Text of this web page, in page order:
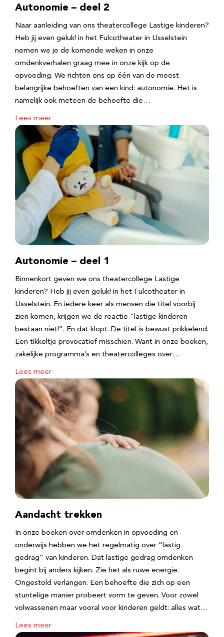
Autonomie – deel 2
Naar aanleiding van ons theatercollege Lastige kinderen?
Heb jij even geluk! in het Fulcotheater in IJsselstein
nemen we je de komende weken in onze
omdenkverhalen graag mee in onze kijk op de
opvoeding. We richten ons op één van de meest
belangrijke behoeften van een kind: autonomie. Het is
namelijk ook meteen de behoefte die…
Lees meer
Autonomie – deel 1
Binnenkort geven we ons theatercollege Lastige
kinderen? Heb jij even geluk! in het Fulcotheater in
IJsselstein. En iedere keer als mensen die titel voorbij
zien komen, krijgen we de reactie “lastige kinderen
bestaan niet!”. En dat klopt. De titel is bewust prikkelend.
Een tikkeltje provocatief misschien. Want in onze boeken,
zakelijke programma’s en theatercolleges over…
Lees meer
Aandacht trekken
In onze boeken over omdenken in opvoeding en
onderwijs hebben we het regelmatig over “lastig
gedrag” van kinderen. Dat lastige gedrag omdenken
begint bij anders kijken. Zie het als ruwe energie.
Ongestold verlangen. Een behoefte die zich op een
stuntelige manier probeert vorm te geven. Voor zowel
volwassenen maar vooral voor kinderen geldt: alles wat…
Lees meer